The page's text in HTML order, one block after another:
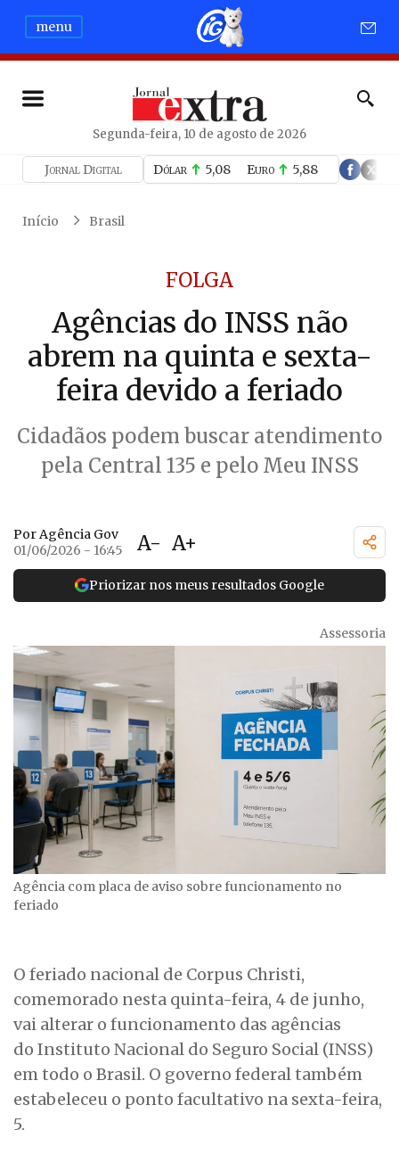
menu
Segunda-feira, 10 de agosto de 2026
Jornal Digital Dólar 5,08 Euro 5,88
Início Brasil
FOLGA
Agências do INSS não
abrem na quinta e sexta-
feira devido a feriado
Cidadãos podem buscar atendimento
pela Central 135 e pelo Meu INSS
Por Agência Gov
01/06/2026 - 16:45
A- A+
Priorizar nos meus resultados Google
Assessoria
Agência com placa de aviso sobre funcionamento no
feriado
O feriado nacional de Corpus Christi,
comemorado nesta quinta-feira, 4 de junho,
vai alterar o funcionamento das agências
do Instituto Nacional do Seguro Social (INSS)
em todo o Brasil. O governo federal também
estabeleceu o ponto facultativo na sexta-feira,
5.